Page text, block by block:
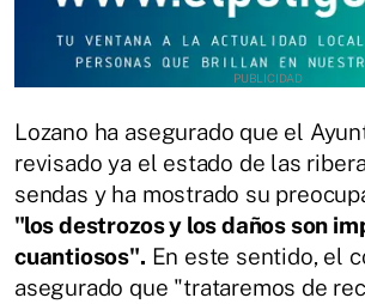
Lozano ha asegurado que el
revisado ya el estado de las
sendas y ha mostrado su
"los destrozos y los daños son
cuantiosos". En este sentido, el
asegurado que "trataremos de